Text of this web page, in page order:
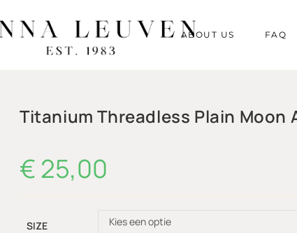
ABOUT US FAQ
Titanium Threadless Plain Moon
€25,00
SIZE Kies een optie